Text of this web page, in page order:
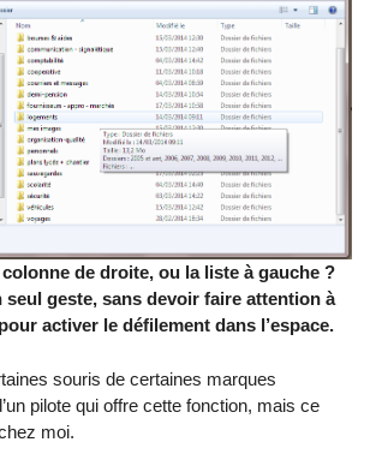
de droite, ou la liste à gauche ?
seul geste, sans devoir faire attention à
activer le défilement dans l’espace.
souris de certaines marques
pilote qui offre cette fonction, mais ce
moi.